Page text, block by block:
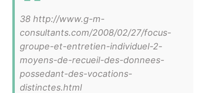
38 http://www.g-m-
consultants.com/2008/02/27/focus-
groupe-et-entretien-individuel-2-
moyens-de-recueil-des-donnees-
possedant-des-vocations-
distinctes.html